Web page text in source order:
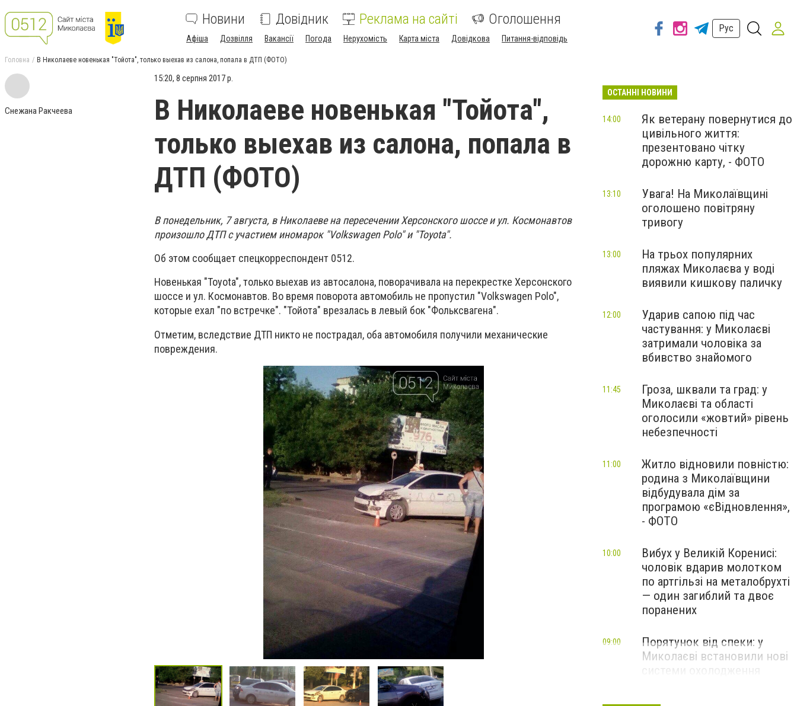
Новини Довідник Реклама на сайті Оголошення
Афіша Дозвілля Вакансії Погода Нерухомість Карта міста Довідкова Питання-відповідь
Рус
Головна В Николаеве новенькая "Тойота", только выехав из салона, попала в ДТП (ФОТО)
Снежана Ракчеева
15:20, 8 серпня 2017 р.
В Николаеве новенькая "Тойота",
только выехав из салона, попала в
ДТП (ФОТО)
В понедельник, 7 августа, в Николаеве на пересечении Херсонского шоссе и ул. Космонавтов
произошло ДТП с участием иномарок "Volkswagen Polo" и "Toyota".
Об этом сообщает спецкорреспондент 0512.
Новенькая "Toyota", только выехав из автосалона, поворачивала на перекрестке Херсонского
шоссе и ул. Космонавтов. Во время поворота автомобиль не пропустил "Volkswagen Polo",
которые ехал "по встречке". "Тойота" врезалась в левый бок "Фольксвагена".
Отметим, вследствие ДТП никто не пострадал, оба автомобиля получили механические
повреждения.
ОСТАННІ НОВИНИ
Як ветерану повернутися до
цивільного життя:
презентовано чітку
дорожню карту, - ФОТО
14:00
Увага! На Миколаївщині
оголошено повітряну
тривогу
13:10
На трьох популярних
пляжах Миколаєва у воді
виявили кишкову паличку
13:00
Ударив сапою під час
частування: у Миколаєві
затримали чоловіка за
вбивство знайомого
12:00
Гроза, шквали та град: у
Миколаєві та області
оголосили «жовтий» рівень
небезпечності
11:45
Житло відновили повністю:
родина з Миколаївщини
відбудувала дім за
програмою «єВідновлення»,
- ФОТО
11:00
Вибух у Великій Коренисі:
чоловік вдарив молотком
по артгільзі на металобрухті
— один загиблий та двоє
поранених
10:00
Порятунок від спеки: у
Миколаєві встановили нові
09:00